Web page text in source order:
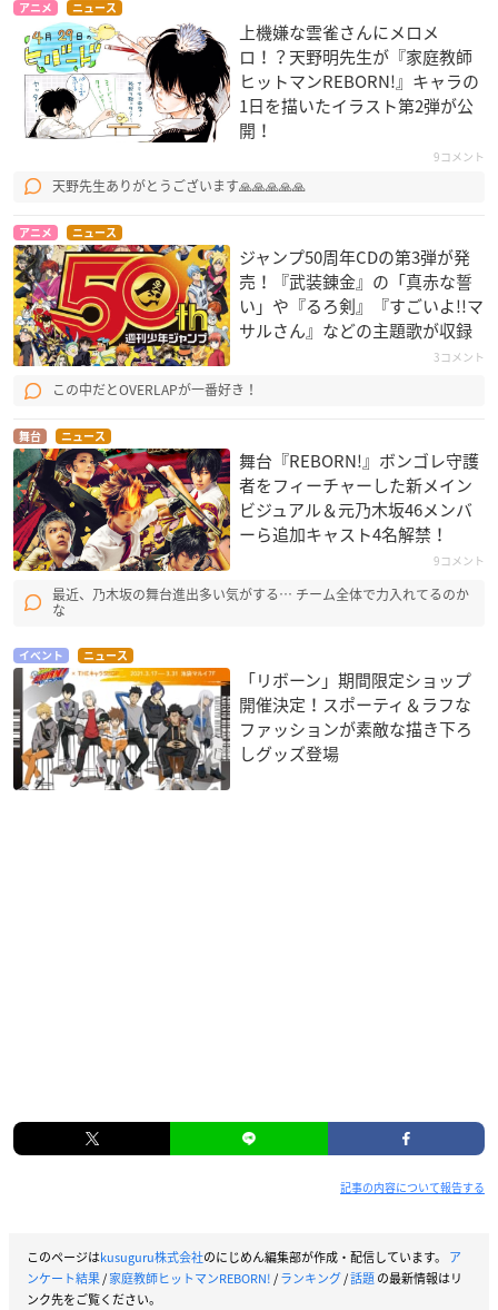
アニメ ニュース
上機嫌な雲雀さんにメロメ
ロ！？天野明先生​が『家庭教師
ヒットマンREBORN!』キャラの
1日を描いたイラスト第2弾が公
開！
9コメント
天野先生ありがとうございます🙏🙏🙏🙏🙏
アニメ ニュース
ジャンプ50周年CDの第3弾が発
売！『武装錬金』の「真赤な誓
い」や『るろ剣』『すごいよ!!マ
サルさん』などの主題歌が収録
3コメント
この中だとOVERLAPが一番好き！
舞台 ニュース
舞台『REBORN!』ボンゴレ守護
者をフィーチャーした新メイン
ビジュアル＆元乃木坂46メンバ
ーら追加キャスト4名解禁！
9コメント
最近、乃木坂の舞台進出多い気がする… チーム全体で力入れてるのか
な
イベント ニュース
「リボーン」期間限定ショップ
開催決定！スポーティ＆ラフな
ファッションが素敵な描き下ろ
しグッズ登場
記事の内容について報告する
このページはkusuguru株式会社のにじめん編集部が作成・配信しています。 ア
ンケート結果/家庭教師ヒットマンREBORN!/ランキング/話題の最新情報はリ
ンク先をご覧ください。